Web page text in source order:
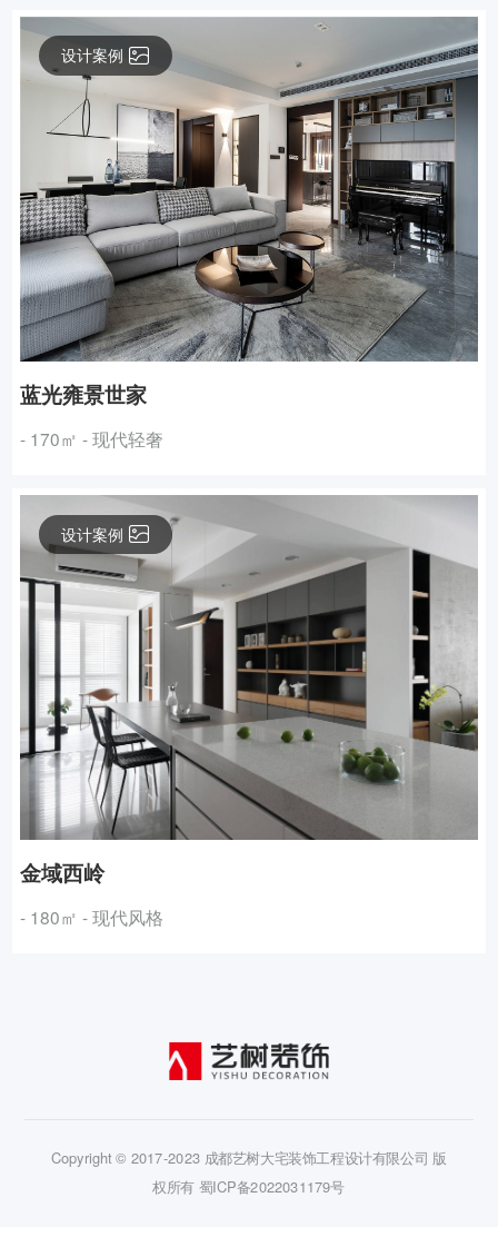
设计案例
蓝光雍景世家
- 170㎡ - 现代轻奢
设计案例
金域西岭
- 180㎡ - 现代风格
Copyright © 2017-2023 成都艺树大宅装饰工程设计有限公司 版
权所有 蜀ICP备2022031179号